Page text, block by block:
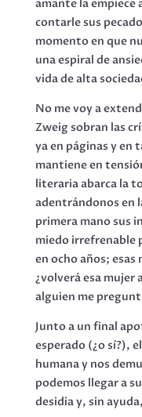
amante la empiece
contarle sus
momento en que
una espiral de
vida de alta
No me voy a
Zweig sobran las
ya en páginas y en
mantiene en
literaria abarca la
adentrándonos en
primera mano sus
miedo irrefrenable
en ocho años; esas
¿volverá esa mujer
alguien me
Junto a un final
esperado (¿o sí?),
humana y nos
podemos llegar a
desidia y, sin